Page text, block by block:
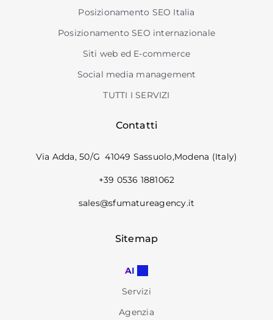
Contatti
Via Adda, 50/G 41049 Sassuolo,Modena (Italy)
+39 0536 1881062
sales@sfumatureagency.it
Posizionamento SEO Italia
Posizionamento SEO internazionale
Siti web ed E-commerce
Social media management
TUTTI I SERVIZI
Sitemap
AI
Servizi
Agenzia